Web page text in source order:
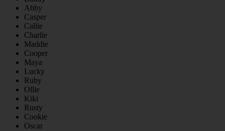
Abby
Casper
Callie
Charlie
Maddie
Cooper
Maya
Lucky
Ruby
Ollie
Kiki
Rusty
Cookie
Oscar